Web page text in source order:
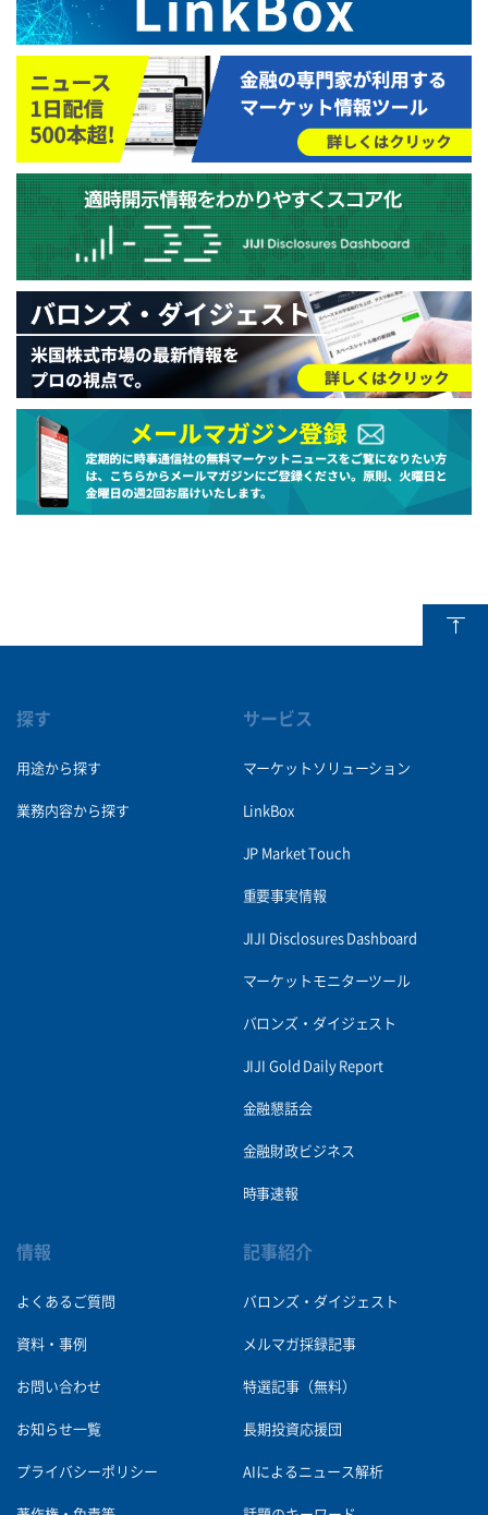
探す
用途から探す
業務内容から探す
サービス
マーケットソリューション
LinkBox
JP Market Touch
重要事実情報
JIJI Disclosures Dashboard
マーケットモニターツール
バロンズ・ダイジェスト
JIJI Gold Daily Report
金融懇話会
金融財政ビジネス
時事速報
情報
よくあるご質問
資料・事例
お問い合わせ
お知らせ一覧
プライバシーポリシー
記事紹介
バロンズ・ダイジェスト
メルマガ採録記事
特選記事（無料）
長期投資応援団
AIによるニュース解析